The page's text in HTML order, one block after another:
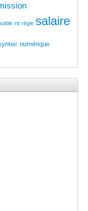
rtt régie salaire
numérique